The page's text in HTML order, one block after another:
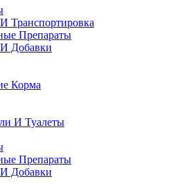
Транспортировка
Препараты
Добавки
Корма
И Туалеты
Препараты
Добавки